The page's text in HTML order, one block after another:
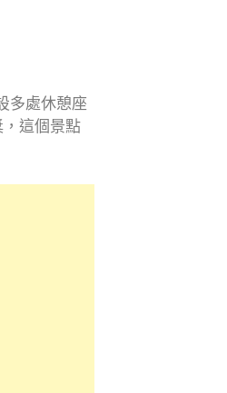
多處休憩座
這個景點